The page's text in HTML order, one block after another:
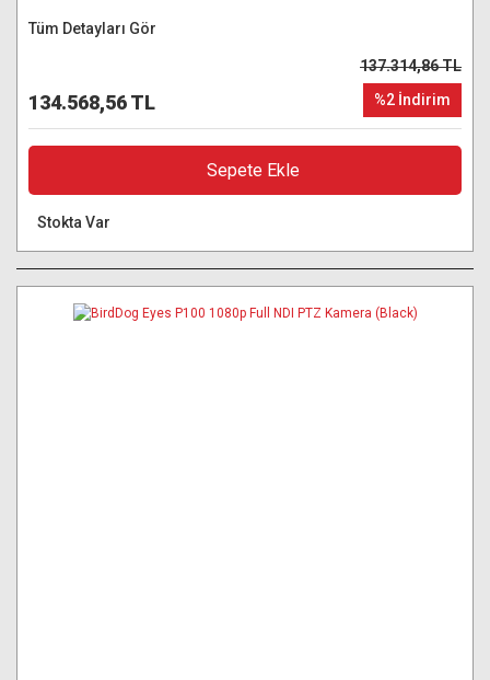
Tüm Detayları Gör
134.568,56 TL
137.314,86 TL
%2 İndirim
Sepete Ekle
Stokta Var